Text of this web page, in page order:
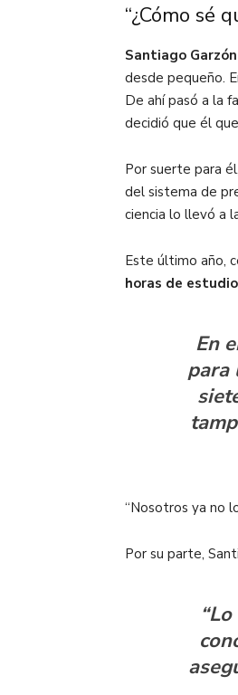
“¿Cómo sé
Santiago
desde pequeño.
De ahí pasó a la
decidió que él
Por suerte para él,
del sistema de
ciencia lo llevó a
Este último año,
horas de
En
para
“Nosotros ya no
Por su parte,